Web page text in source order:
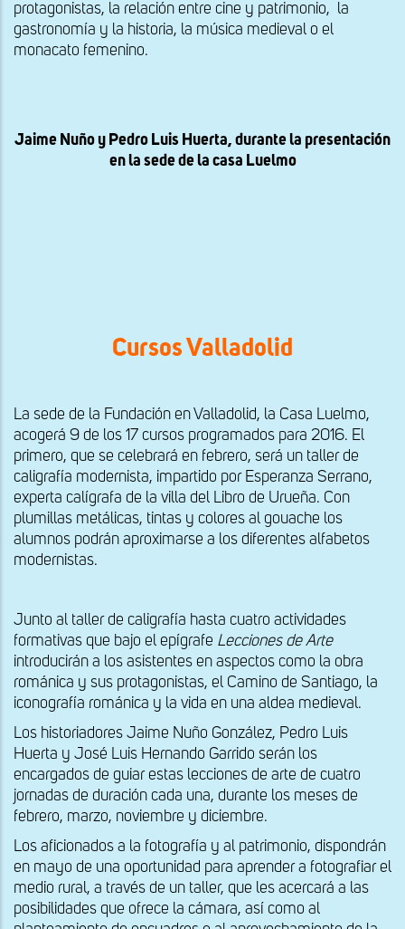
protagonistas, la relación entre cine y patrimonio, la
gastronomía y la historia, la música medieval o el
monacato femenino.
Jaime Nuño y Pedro Luis Huerta, durante la presentación
en la sede de la casa Luelmo
Cursos Valladolid
La sede de la Fundación en Valladolid, la Casa Luelmo,
acogerá 9 de los 17 cursos programados para 2016. El
primero, que se celebrará en febrero, será un taller de
caligrafía modernista, impartido por Esperanza Serrano,
experta calígrafa de la villa del Libro de Urueña. Con
plumillas metálicas, tintas y colores al gouache los
alumnos podrán aproximarse a los diferentes alfabetos
modernistas.
Junto al taller de caligrafía hasta cuatro actividades
formativas que bajo el epígrafe Lecciones de Arte
introducirán a los asistentes en aspectos como la obra
románica y sus protagonistas, el Camino de Santiago, la
iconografía románica y la vida en una aldea medieval.
Los historiadores Jaime Nuño González, Pedro Luis
Huerta y José Luis Hernando Garrido serán los
encargados de guiar estas lecciones de arte de cuatro
jornadas de duración cada una, durante los meses de
febrero, marzo, noviembre y diciembre.
Los aficionados a la fotografía y al patrimonio, dispondrán
en mayo de una oportunidad para aprender a fotografiar el
medio rural, a través de un taller, que les acercará a las
posibilidades que ofrece la cámara, así como al